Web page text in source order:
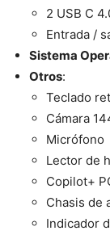
2 USB C
Entrada /
Sistema
Otros:
Teclado
Cámara
Micrófono
Lector de
Copilot+
Chasis de
Indicador